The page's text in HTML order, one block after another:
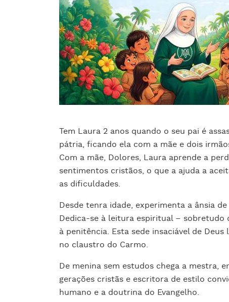
Tem Laura 2 anos quando o seu pai é
pátria, ficando ela com a mãe e dois
Com a mãe, Dolores, Laura aprende a
sentimentos cristãos, o que a ajuda a
as dificuldades.
Desde tenra idade, experimenta a ânsia
Dedica-se à leitura espiritual – sobretudo
à penitência. Esta sede insaciável de
no claustro do Carmo.
De menina sem estudos chega a mestra,
gerações cristãs e escritora de estilo
humano e a doutrina do Evangelho.